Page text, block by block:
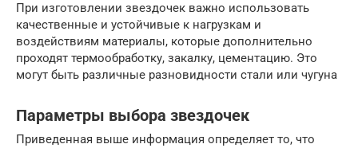
При изготовлении звездочек важно использовать
качественные и устойчивые к нагрузкам и
воздействиям материалы, которые дополнительно
проходят термообработку, закалку, цементацию. Это
могут быть различные разновидности стали или чугуна
Параметры выбора звездочек
Приведенная выше информация определяет то, что